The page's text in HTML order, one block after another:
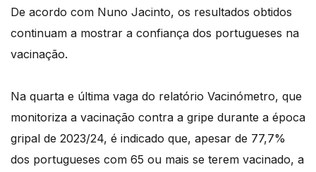
De acordo com Nuno Jacinto, os resultados obtidos
continuam a mostrar a confiança dos portugueses na
vacinação.
Na quarta e última vaga do relatório Vacinómetro, que
monitoriza a vacinação contra a gripe durante a época
gripal de 2023/24, é indicado que, apesar de 77,7%
dos portugueses com 65 ou mais se terem vacinado, a